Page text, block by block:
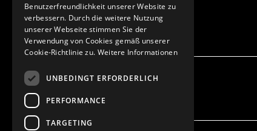
Benutzerfreundlichkeit unserer Website zu
verbessern. Durch die weitere Nutzung
unserer Webseite stimmen Sie der
Verwendung von Cookies gemäß unserer
Cookie-Richtlinie zu. Weitere Informationen
UNBEDINGT ERFORDERLICH
PERFORMANCE
TARGETING